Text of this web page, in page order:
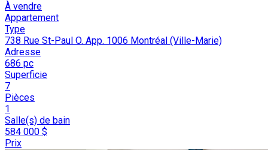
À vendre
Appartement
Type
738 Rue St-Paul O. App. 1006 Montréal (Ville-Marie)
Adresse
686 pc
Superficie
7
Pièces
1
Salle(s) de bain
584 000 $
Prix